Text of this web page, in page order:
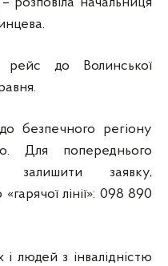
рейс до Волинської
безпечного регіону
Для попереднього
заявку,
лінії»: 098 890
людей з інвалідністю